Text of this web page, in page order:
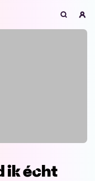
Download
ik écht